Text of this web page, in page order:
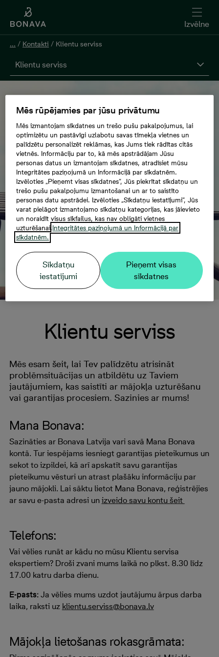
Izvēlne
... / Kontakti / Klientu serviss
Klientu serviss
Klientu serviss
Mēs esam šeit, lai Tev palīdzētu atrisināt
problēmsituācijas un atbildētu uz Taviem
jautājumiem, kas saistīti ar mājokļa uzturēšanu
vai garantijas procesiem. Sazinies ar mums!
Mana Bonava:
Sazināties ar Bonava Latvija vari savā Mana Bonava
kontā. Tur iespējams iesniegt garantijas pieteikumus un
sekot to izpildei, kā arī apskatīt savu garantijas
pieteikumu vēsturi un atrast plašāku informāciju par
jauno mājokli. Lai sāktu lietot Mana Bonava, reģistrējies
ar savu e-pasta adresi un izveido savu kontu šeit
Telefons:
Vai vēlies runāt ar kādu no mūsu Klientu servisa
ekspertiem? Droši zvani mums laikā no plkst. 8.30 līdz
17.00 katru darba dienu.
E-pasts:Ja vēlies mums uzdot jautājumu ārpus darba
laika, raksti uz klientu.serviss@bonava.lv
Mājokļa lietošanas rokasgrāmata:
Mēs rūpējamies par jūsu privātumu
Mēs izmantojam sīkdatnes un trešo pušu pakalpojumus, lai
optimizētu un pastāvīgi uzlabotu savas tīmekļa vietnes un
palīdzētu personalizēt reklāmas, kas Jums tiek rādītas citās
vietnēs. Informāciju par to, kā mēs apstrādājam Jūsu
personas datus un izmantojam sīkdatnes, atradīsiet mūsu
Integritātes paziņojumā un Informācijā par sīkdatnēm.
Izvēloties „Pieņemt visas sīkdatnes”, Jūs piekrītat sīkdatņu un
trešo pušu pakalpojumu izmantošanai un ar to saistīto
personas datu apstrādei. Izvēloties „Sīkdatņu iestatījumi”, Jūs
varat pielāgot izmantojamo sīkdatņu kategorijas, kas jāievieto
un noraidīt visus sīkfailus, kas nav obligāti vietnes
uzturēšanai.Integritātes paziņojumā un Informācijā par
sīkdatnēm.
Sīkdatņu
iestatījumi
Pieņemt visas
sīkdatnes